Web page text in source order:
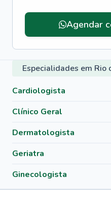
Agendar
Especialidades em Rio
Cardiologista
Clínico Geral
Dermatologista
Geriatra
Ginecologista